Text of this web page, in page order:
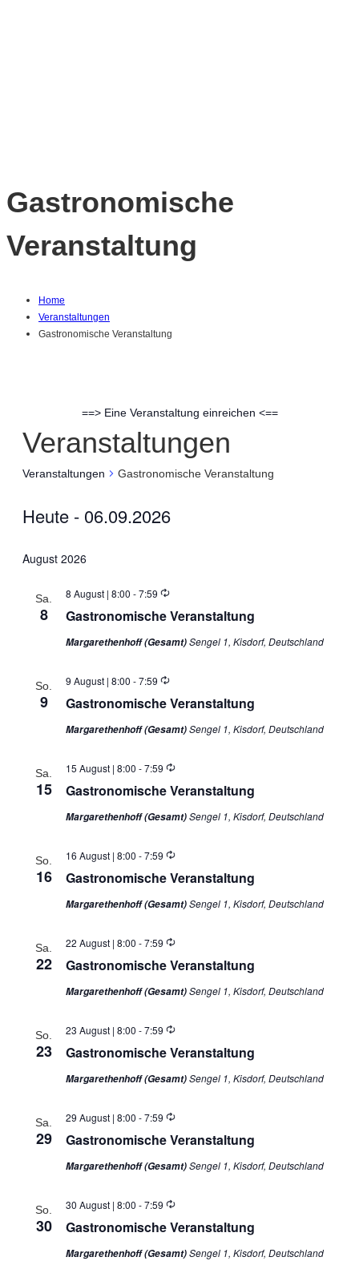
Gastronomische
Veranstaltung
Home
Veranstaltungen
Gastronomische Veranstaltung
==> Eine Veranstaltung einreichen <==
Veranstaltungen
Veranstaltungen Gastronomische Veranstaltung
Heute - 06.09.2026
wählen.
August 2026
Sa.
8 Gastronomische Veranstaltung
8 August | 8:00 -7:59 Wiederholung
Margarethenhoff (Gesamt)Sengel 1, Kisdorf, Deutschland
So.
9 Gastronomische Veranstaltung
9 August | 8:00 -7:59 Wiederholung
Margarethenhoff (Gesamt)Sengel 1, Kisdorf, Deutschland
Sa.
15 Gastronomische Veranstaltung
15 August | 8:00 -7:59 Wiederholung
Margarethenhoff (Gesamt)Sengel 1, Kisdorf, Deutschland
So.
16 Gastronomische Veranstaltung
16 August | 8:00 -7:59 Wiederholung
Margarethenhoff (Gesamt)Sengel 1, Kisdorf, Deutschland
Sa.
22 Gastronomische Veranstaltung
22 August | 8:00 -7:59 Wiederholung
Margarethenhoff (Gesamt)Sengel 1, Kisdorf, Deutschland
So.
23 Gastronomische Veranstaltung
23 August | 8:00 -7:59 Wiederholung
Margarethenhoff (Gesamt)Sengel 1, Kisdorf, Deutschland
Sa.
29 Gastronomische Veranstaltung
29 August | 8:00 -7:59 Wiederholung
Margarethenhoff (Gesamt)Sengel 1, Kisdorf, Deutschland
So.
30 Gastronomische Veranstaltung
30 August | 8:00 -7:59 Wiederholung
Margarethenhoff (Gesamt)Sengel 1, Kisdorf, Deutschland